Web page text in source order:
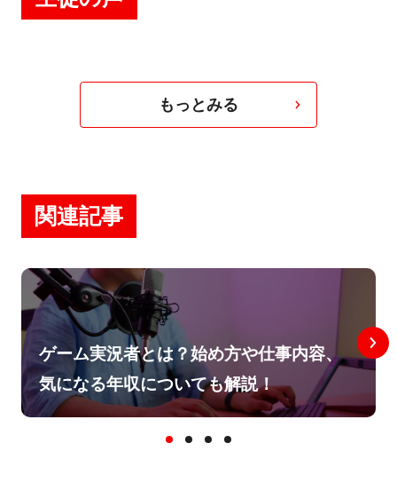
もっとみる
関連記事
ゲーム実況者とは？始め方や仕事内容、
気になる年収についても解説！